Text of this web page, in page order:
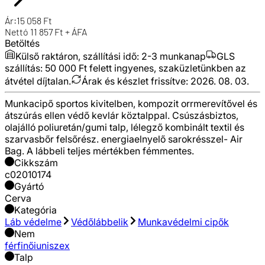
Ár:15 058 Ft
Nettó 11 857 Ft + ÁFA
Betöltés
Külső raktáron, szállítási idő: 2-3 munkanap
GLS
szállítás: 50 000 Ft felett ingyenes, szaküzletünkben az
átvétel díjtalan.
Árak és készlet frissítve: 2026. 08. 03.
Munkacipő sportos kivitelben, kompozit orrmerevítővel és
átszúrás ellen védő kevlár köztalppal. Csúszásbiztos,
olajálló poliuretán/gumi talp, lélegző kombinált textil és
szarvasbőr felsőrész. energiaelnyelő sarokrésszel- Air
Bag. A lábbeli teljes mértékben fémmentes.
Cikkszám
c02010174
Gyártó
Cerva
Kategória
Láb védelme
Védőlábbelik
Munkavédelmi cipők
Nem
férfinőiuniszex
Talp